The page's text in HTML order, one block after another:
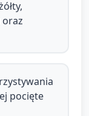
w
szybkie
jak ciasto"
oraz
pocięte